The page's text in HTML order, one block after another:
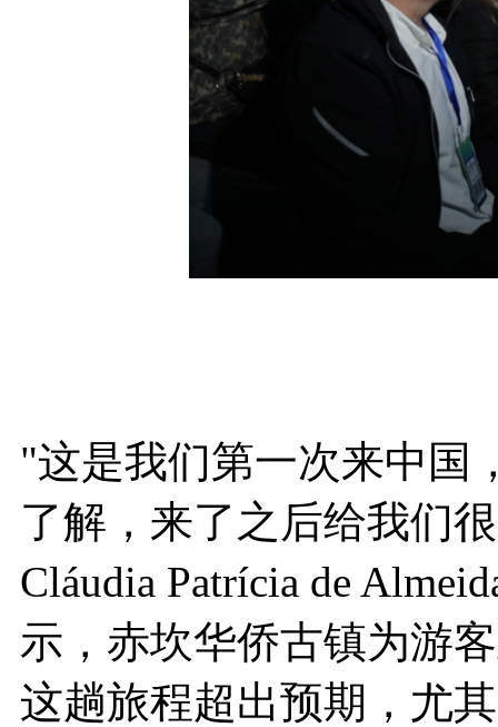
"这是我们第一次来中国
了解，来了之后给我们
Cláudia Patrícia de
示，赤坎华侨古镇为游
这趟旅程超出预期，尤